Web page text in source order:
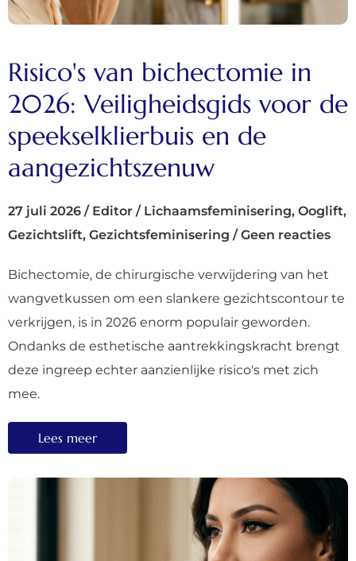
Risico's van bichectomie in
2026: Veiligheidsgids voor de
speekselklierbuis en de
aangezichtszenuw
27 juli 2026 / Editor / Lichaamsfeminisering, Ooglift,
Gezichtslift, Gezichtsfeminisering / Geen reacties
Bichectomie, de chirurgische verwijdering van het
wangvetkussen om een slankere gezichtscontour te
verkrijgen, is in 2026 enorm populair geworden.
Ondanks de esthetische aantrekkingskracht brengt
deze ingreep echter aanzienlijke risico's met zich
mee.
Lees meer